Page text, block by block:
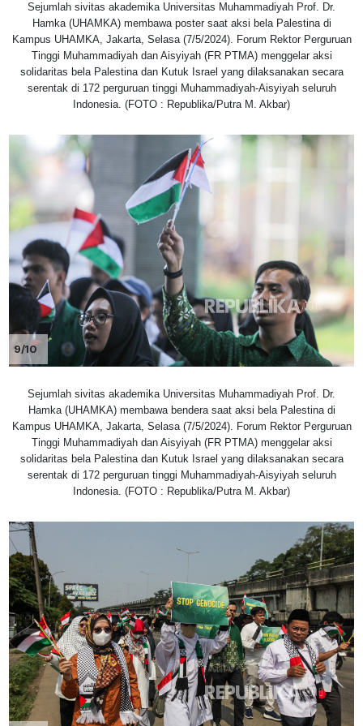
Sejumlah sivitas akademika Universitas Muhammadiyah Prof. Dr.
Hamka (UHAMKA) membawa poster saat aksi bela Palestina di
Kampus UHAMKA, Jakarta, Selasa (7/5/2024). Forum Rektor Perguruan
Tinggi Muhammadiyah dan Aisyiyah (FR PTMA) menggelar aksi
solidaritas bela Palestina dan Kutuk Israel yang dilaksanakan secara
serentak di 172 perguruan tinggi Muhammadiyah-Aisyiyah seluruh
Indonesia. (FOTO : Republika/Putra M. Akbar)
9/10
Sejumlah sivitas akademika Universitas Muhammadiyah Prof. Dr.
Hamka (UHAMKA) membawa bendera saat aksi bela Palestina di
Kampus UHAMKA, Jakarta, Selasa (7/5/2024). Forum Rektor Perguruan
Tinggi Muhammadiyah dan Aisyiyah (FR PTMA) menggelar aksi
solidaritas bela Palestina dan Kutuk Israel yang dilaksanakan secara
serentak di 172 perguruan tinggi Muhammadiyah-Aisyiyah seluruh
Indonesia. (FOTO : Republika/Putra M. Akbar)